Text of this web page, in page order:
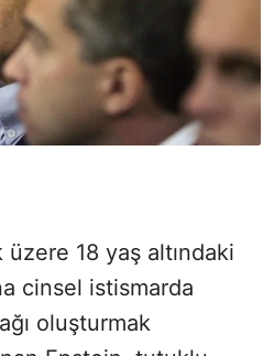
18 yaş altındaki
cinsel istismarda
oluşturmak